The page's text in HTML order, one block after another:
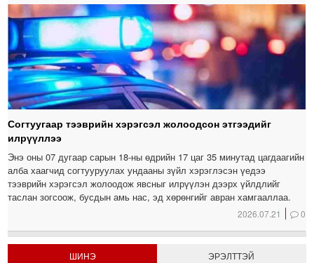
Согтуугаар тээврийн хэрэгсэл жолоодсон этгээдийг
илрүүллээ
Энэ оны 07 дугаар сарын 18-ны өдрийн 17 цаг 35 минутад цагдаагийн
алба хаагчид согтууруулах ундааны зүйл хэрэглэсэн үедээ
тээврийн хэрэгсэл жолоодож явсныг илрүүлэн дээрх үйлдлийг
таслан зогсоож, бусдын амь нас, эд хөрөнгийг авран хамгааллаа.
2026.07.21 0
ШИНЭ
ЭРЭЛТТЭЙ